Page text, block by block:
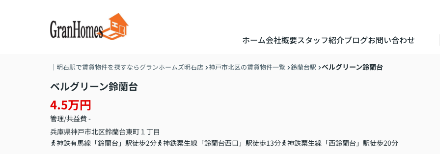
ホーム会社概要スタッフ紹介ブログお問い合わせ
｜明石駅で賃貸物件を探すならグランホームズ明石店 神戸市北区の賃貸物件一覧 鈴蘭台駅 ベルグリーン鈴蘭台
ベルグリーン鈴蘭台
4.5万円
管理/共益費 -
兵庫県神戸市北区鈴蘭台東町１丁目
神鉄有馬線「鈴蘭台」駅徒歩2分
神鉄粟生線「鈴蘭台西口」駅徒歩13分 神鉄粟生線「西鈴蘭台」駅徒歩20分